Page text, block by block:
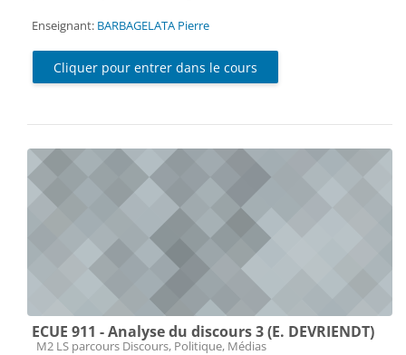
Enseignant: BARBAGELATA Pierre
Cliquer pour entrer dans le cours
ECUE 911 - Analyse du discours 3 (E. DEVRIENDT)
Catégorie de cours
M2 LS parcours Discours, Politique, Médias